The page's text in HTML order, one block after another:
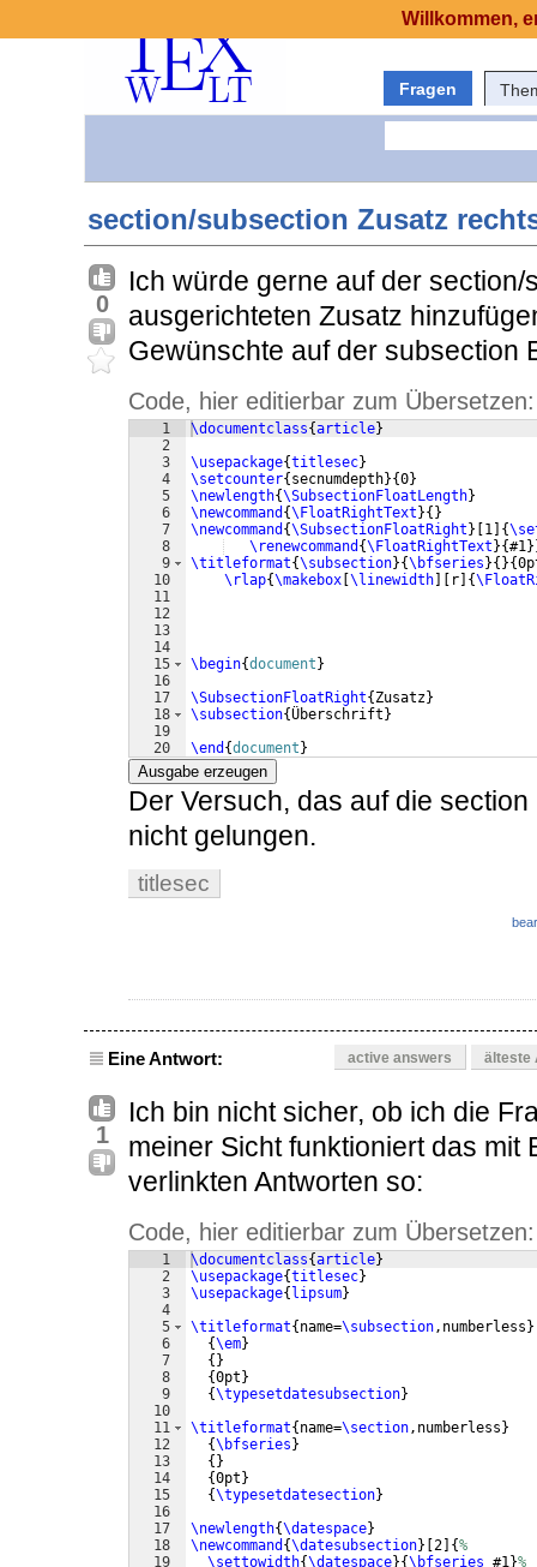
Fragen
section/subsection Zusatz
0
Ich würde gerne auf der
ausgerichteten Zusatz
Gewünschte auf der subsection
Code, hier editierbar zum Übersetzen:
1
2
3
4
5
6
7
8
9
10
11
12
13
14
15
16
17
18
19
20
\documentclass{article}
\usepackage{titlesec}
\setcounter{ secnumdepth}{0}
\newlength{\SubsectionFloatLength}
\newcommand {\FloatRightText }{ }
\newcommand {\SubsectionFloatRight } 1 {
\renewcommand {\FloatRightText }{#1
\titleformat{\subsection}{\bfseries }{ }{
\rlap{\makebox \linewidth r {
\begin{document }
\SubsectionFloatRight{ Zusatz}
\subsection{Überschrift }
\end {document }
Ausgabe erzeugen
Der Versuch, das auf die
nicht gelungen.
titlesec
Eine Antwort: active answers älteste
1
Ich bin nicht sicher, ob ich die
meiner Sicht funktioniert das mit
verlinkten Antworten so:
Code, hier editierbar zum Übersetzen:
1
2
3
4
5
6
7
8
9
10
11
12
13
14
15
16
17
18
19
\documentclass{article}
\usepackage{titlesec}
\usepackage{ lipsum}
\titleformat{ name=\subsection,numberless }
{\em}
{ }
{0pt }
{\typesetdatesubsection}
\titleformat{ name=\section,numberless }
{\bfseries }
{ }
{0pt }
{\typesetdatesection}
\newlength{\datespace}
\newcommand {\datesubsection} 2 {%
\settowidth{\datespace}{\bfseries #1}%
Willkommen,